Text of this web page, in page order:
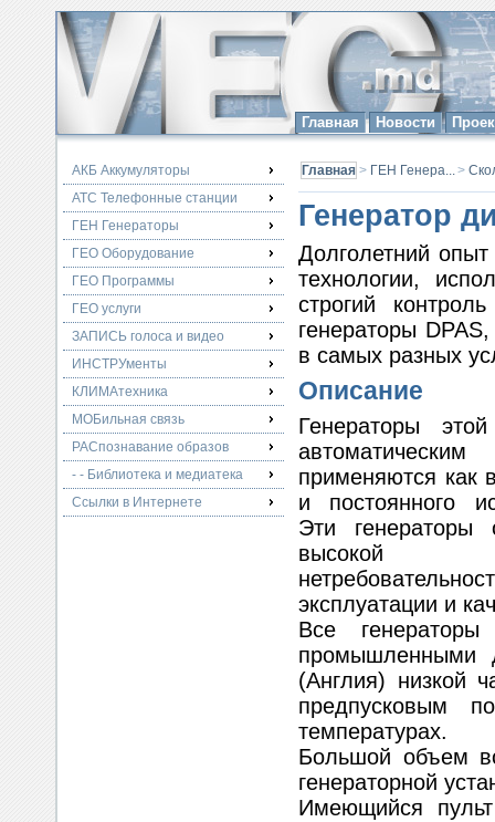
Главная Новости
АКБ Аккумуляторы
АТС Телефонные станции
ГЕН Генераторы
ГЕО Оборудование
ГЕО Программы
ГЕО услуги
ЗАПИСЬ голоса и видео
ИНСТРУменты
КЛИМАтехника
МОБильная связь
РАСпознавание образов
- - Библиотека и медиатека
Ссылки в Интернете
Главная > ГЕН Генера...>
Генератор
Долголетний
технологии,
строгий
генераторы
в самых разных
Описание
Генераторы
применяются как
и постоянного
Эти генераторы
высокой
эксплуатации и
Все
промышленными
(Англия) низкой
предпусковым
температурах.
Большой объем
генераторной
Имеющийся пульт